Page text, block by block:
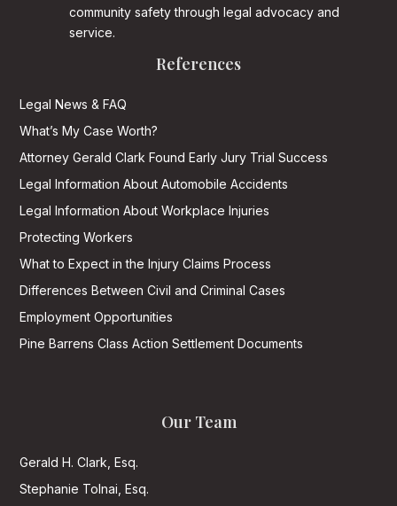
community safety through legal advocacy and
service.
References
Legal News & FAQ
What’s My Case Worth?
Attorney Gerald Clark Found Early Jury Trial Success
Legal Information About Automobile Accidents
Legal Information About Workplace Injuries
Protecting Workers
What to Expect in the Injury Claims Process
Differences Between Civil and Criminal Cases
Employment Opportunities
Pine Barrens Class Action Settlement Documents
Our Team
Gerald H. Clark, Esq.
Stephanie Tolnai, Esq.